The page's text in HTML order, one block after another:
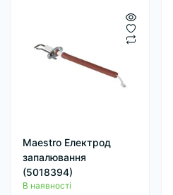
Maestro Електрод
запалювання
(5018394)
В наявності